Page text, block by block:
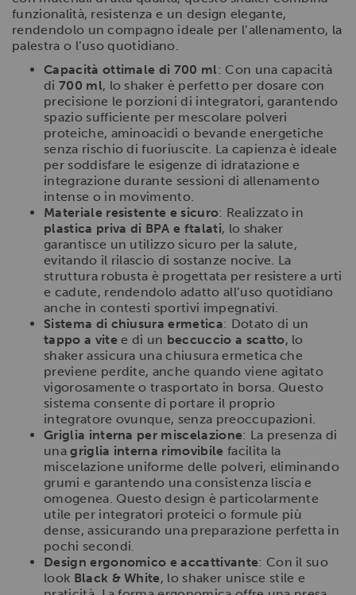
funzionalità, resistenza e un design elegante,
rendendolo un compagno ideale per l’allenamento, la
palestra o l’uso quotidiano.
Capacità ottimale di 700 ml: Con una capacità
di 700 ml, lo shaker è perfetto per dosare con
precisione le porzioni di integratori, garantendo
spazio sufficiente per mescolare polveri
proteiche, aminoacidi o bevande energetiche
senza rischio di fuoriuscite. La capienza è ideale
per soddisfare le esigenze di idratazione e
integrazione durante sessioni di allenamento
intense o in movimento.
Materiale resistente e sicuro: Realizzato in
plastica priva di BPA e ftalati, lo shaker
garantisce un utilizzo sicuro per la salute,
evitando il rilascio di sostanze nocive. La
struttura robusta è progettata per resistere a urti
e cadute, rendendolo adatto all’uso quotidiano
anche in contesti sportivi impegnativi.
Sistema di chiusura ermetica: Dotato di un
tappo a vitee di un beccuccio a scatto, lo
shaker assicura una chiusura ermetica che
previene perdite, anche quando viene agitato
vigorosamente o trasportato in borsa. Questo
sistema consente di portare il proprio
integratore ovunque, senza preoccupazioni.
Griglia interna per miscelazione: La presenza di
unagriglia interna rimovibile facilita la
miscelazione uniforme delle polveri, eliminando
grumi e garantendo una consistenza liscia e
omogenea. Questo design è particolarmente
utile per integratori proteici o formule più
dense, assicurando una preparazione perfetta in
pochi secondi.
Design ergonomico e accattivante: Con il suo
look Black & White, lo shaker unisce stile e